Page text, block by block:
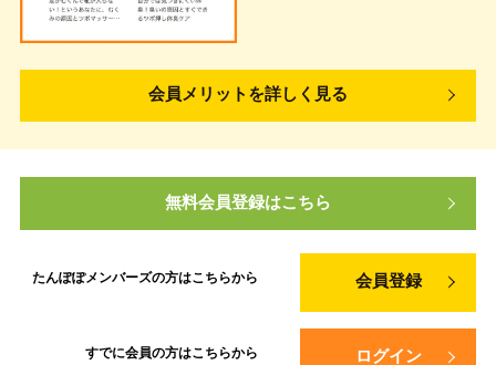
会員メリットを詳しく見る
無料会員登録はこちら
たんぽぽメンバーズの方はこちらから 会員登録
すでに会員の方はこちらから ログイン